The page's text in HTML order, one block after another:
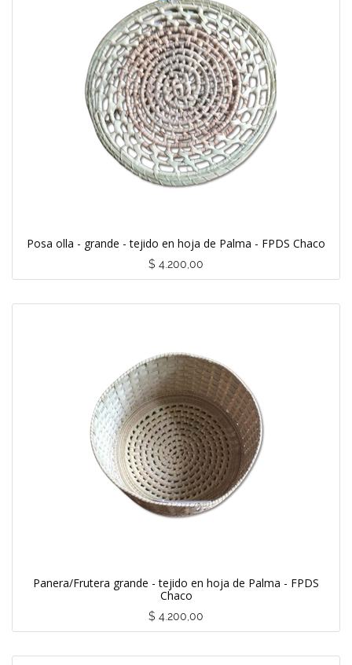
Posa olla - grande - tejido en hoja de Palma - FPDS Chaco
$ 4.200,00
Panera/Frutera grande - tejido en hoja de Palma - FPDS
Chaco
$ 4.200,00